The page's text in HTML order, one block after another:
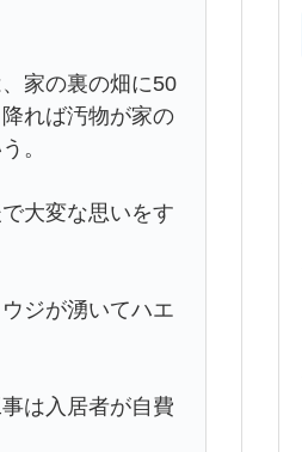
家の裏の畑に50
れば汚物が家の
。
大変な思いをす
ジが湧いてハエ
は入居者が自費